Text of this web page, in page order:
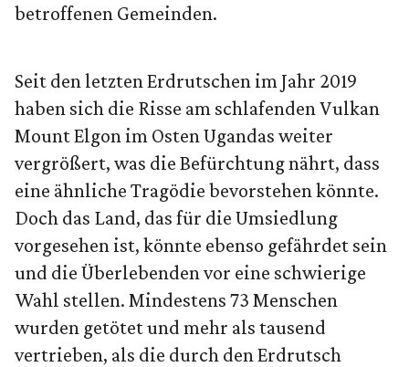
betroffenen Gemeinden.
Seit den letzten Erdrutschen im Jahr 2019
haben sich die Risse am schlafenden Vulkan
Mount Elgon im Osten Ugandas weiter
vergrößert, was die Befürchtung nährt, dass
eine ähnliche Tragödie bevorstehen könnte.
Doch das Land, das für die Umsiedlung
vorgesehen ist, könnte ebenso gefährdet sein
und die Überlebenden vor eine schwierige
Wahl stellen. Mindestens 73 Menschen
wurden getötet und mehr als tausend
vertrieben, als die durch den Erdrutsch